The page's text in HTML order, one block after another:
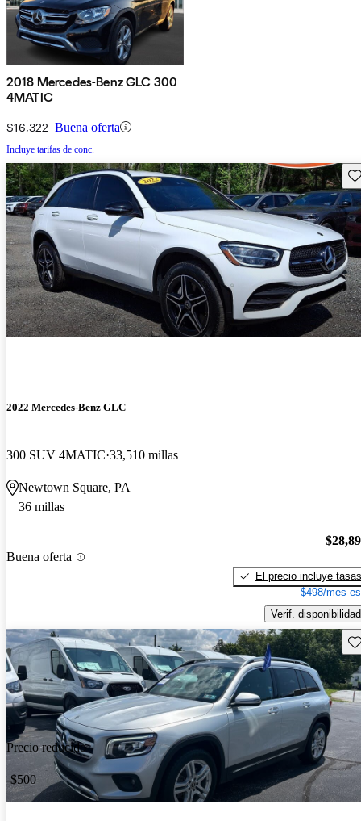
2018 Mercedes-Benz GLC 300
4MATIC
$16,322 Buena oferta
Incluye tarifas de conc.
2022 Mercedes-Benz GLC
300 SUV 4MATIC 33,510 millas
Newtown Square, PA
36 millas
Buena oferta
El precio incluye tasas
$498/mes
Verif. disponibilidad
Precio reducido
-$500